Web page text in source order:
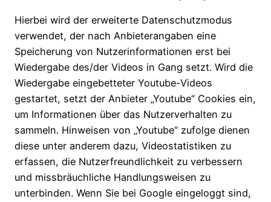
Hierbei wird der erweiterte Datenschutzmodus
verwendet, der nach Anbieterangaben eine
Speicherung von Nutzerinformationen erst bei
Wiedergabe des/der Videos in Gang setzt. Wird die
Wiedergabe eingebetteter Youtube-Videos
gestartet, setzt der Anbieter „Youtube“ Cookies ein,
um Informationen über das Nutzerverhalten zu
sammeln. Hinweisen von „Youtube“ zufolge dienen
diese unter anderem dazu, Videostatistiken zu
erfassen, die Nutzerfreundlichkeit zu verbessern
und missbräuchliche Handlungsweisen zu
unterbinden. Wenn Sie bei Google eingeloggt sind,